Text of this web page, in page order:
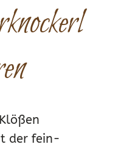
der fein-